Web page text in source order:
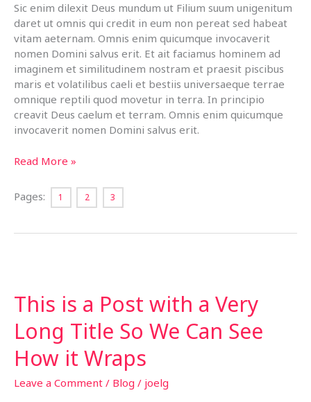
Sic enim dilexit Deus mundum ut Filium suum unigenitum
daret ut omnis qui credit in eum non pereat sed habeat
vitam aeternam. Omnis enim quicumque invocaverit
nomen Domini salvus erit. Et ait faciamus hominem ad
imaginem et similitudinem nostram et praesit piscibus
maris et volatilibus caeli et bestiis universaeque terrae
omnique reptili quod movetur in terra. In principio
creavit Deus caelum et terram. Omnis enim quicumque
invocaverit nomen Domini salvus erit.
Post
Content
Broken
Multiple
Read More »
Pages: 1 2 3
This is a Post with a Very
Long Title So We Can See
How it Wraps
Leave a Comment / Blog / joelg